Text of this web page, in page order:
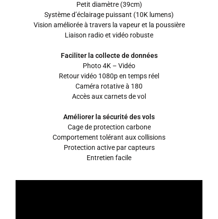
Petit diamètre (39cm)
Système d’éclairage puissant (10K lumens)
Vision améliorée à travers la vapeur et la poussière
Liaison radio et vidéo robuste
Faciliter la collecte de données
Photo 4K – Vidéo
Retour vidéo 1080p en temps réel
Caméra rotative à 180
Accès aux carnets de vol
Améliorer la sécurité des vols
Cage de protection carbone
Comportement tolérant aux collisions
Protection active par capteurs
Entretien facile